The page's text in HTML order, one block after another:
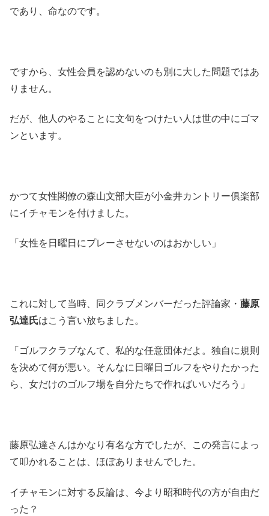
であり、命なのです。
ですから、女性会員を認めないのも別に大した問題ではあ
りません。
だが、他人のやることに文句をつけたい人は世の中にゴマ
ンといます。
かつて女性閣僚の森山文部大臣が小金井カントリー俱楽部
にイチャモンを付けました。
「女性を日曜日にプレーさせないのはおかしい」
これに対して当時、同クラブメンバーだった評論家・ 藤原
弘達氏はこう言い放ちました。
「ゴルフクラブなんて、私的な任意団体だよ。独自に規則
を決めて何が悪い。そんなに日曜日ゴルフをやりたかった
ら、女だけのゴルフ場を自分たちで作ればいいだろう」
藤原弘達さんはかなり有名な方でしたが、この発言によっ
て叩かれることは、ほぼありませんでした。
イチャモンに対する反論は、今より昭和時代の方が自由だ
った？